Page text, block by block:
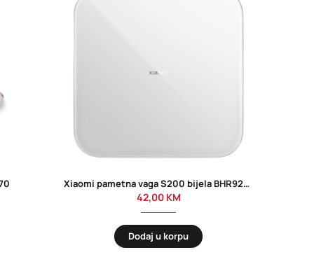
Xiaomi pametna vaga S200 bijela BHR9230GL
42,00 KM
Dodaj u korpu